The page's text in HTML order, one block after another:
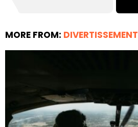
MORE FROM: DIVERTISSEMENT